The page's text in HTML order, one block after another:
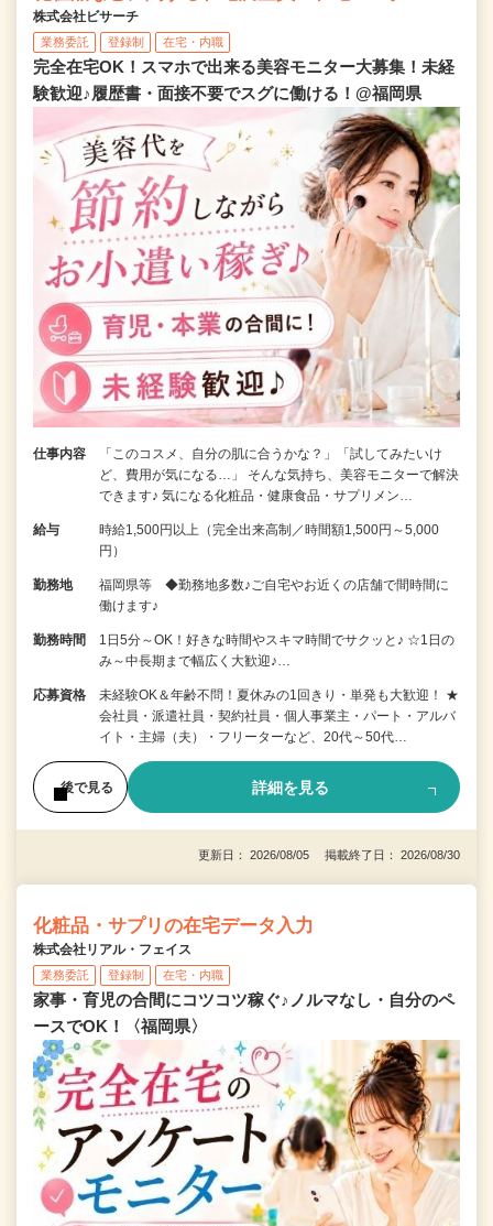
株式会社ビサーチ
業務委託 登録制 在宅・内職
完全在宅OK！スマホで出来る美容モニター大募集！未経
験歓迎♪履歴書・面接不要でスグに働ける！@福岡県
仕事内容
「このコスメ、自分の肌に合うかな？」「試してみたいけ
ど、費用が気になる…」 そんな気持ち、美容モニターで解決
できます♪ 気になる化粧品・健康食品・サプリメン…
給与
時給1,500円以上（完全出来高制／時間額1,500円～5,000
円）
勤務地
福岡県等 ◆勤務地多数♪ご自宅やお近くの店舗で間時間に
働けます♪
勤務時間
1日5分～OK！好きな時間やスキマ時間でサクッと♪ ☆1日の
み～中長期まで幅広く大歓迎♪…
応募資格
未経験OK＆年齢不問！夏休みの1回きり・単発も大歓迎！ ★
会社員・派遣社員・契約社員・個人事業主・パート・アルバ
イト・主婦（夫）・フリーターなど、20代～50代…
後で見る 詳細を見る
更新日： 2026/08/05 掲載終了日： 2026/08/30
化粧品・サプリの在宅データ入力
株式会社リアル・フェイス
業務委託 登録制 在宅・内職
家事・育児の合間にコツコツ稼ぐ♪ノルマなし・自分のペ
ースでOK！〈福岡県〉